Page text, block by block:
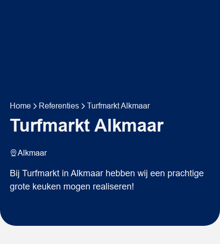
Home Referenties Turfmarkt Alkmaar
Turfmarkt Alkmaar
Alkmaar
Bij Turfmarkt in Alkmaar hebben wij een prachtige
grote keuken mogen realiseren!